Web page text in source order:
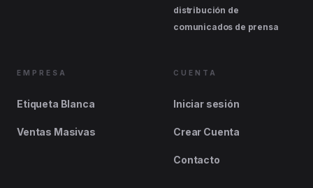
distribución de
comunicados de prensa
EMPRESA
Etiqueta Blanca
Ventas Masivas
CUENTA
Iniciar sesión
Crear Cuenta
Contacto